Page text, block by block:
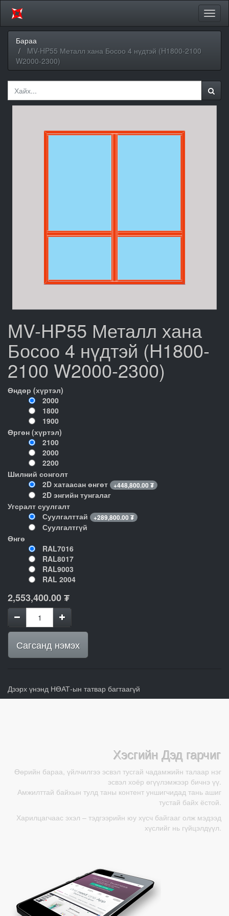
Бараа
MV-HP55 Металл хана Босоо 4 нүдтэй (H1800-2100
W2000-2300)
MV-HP55 Металл хана
Босоо 4 нүдтэй (H1800-
2100 W2000-2300)
Өндөр (хүртэл)
2000
1800
1900
Өргөн (хүртэл)
2100
2000
2200
Шилний сонголт
2D хатаасан өнгөт
+448,800.00 ₮
2D энгийн тунгалаг
Угсралт суулгалт
Суулгалттай
+289,800.00 ₮
Суулгалтгүй
Өнгө
RAL7016
RAL8017
RAL9003
RAL 2004
2,553,400.00₮
Сагсанд нэмэх
Дээрх үнэнд НӨАТ-ын татвар багтаагүй
Хэсгийн Дэд гарчиг
Өөрийн бараа, үйлчилгээ эсвэл тусгай чадамжийн талаар нэг
эсвэл хоёр өгүүлэмжээр бичнэ үү.
Амжилттай байхын тулд таны контент уншигчидад тань ашиг
тустай байх ёстой.
Харилцагчаас эхэл – тэдгээрийн юу хүсч байгааг олж мэдээд
хүслийг нь гүйцэлдүүл.